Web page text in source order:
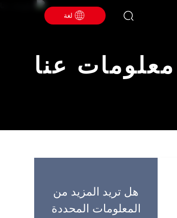
لغة
معلومات عنا
هل تريد المزيد من
المعلومات المحددة